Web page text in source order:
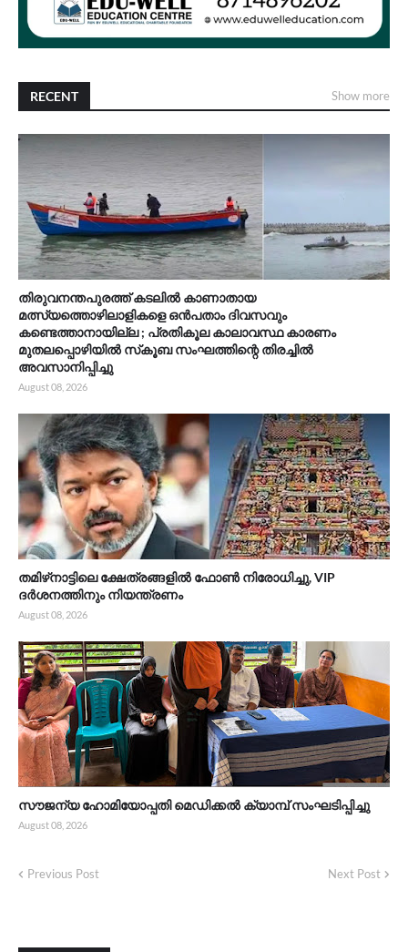
RECENT Show more
തിരുവനന്തപുരത്ത് കടലിൽ കാണാതായ
മത്സ്യത്തൊഴിലാളികളെ ഒൻപതാം ദിവസവും
കണ്ടെത്താനായില്ല ; പ്രതികൂല കാലാവസ്ഥ കാരണം
മുതലപ്പൊഴിയിൽ സ്‌കൂബ സംഘത്തിന്റെ തിരച്ചിൽ
അവസാനിപ്പിച്ചു
August 08, 2026
തമിഴ്‌നാട്ടിലെ ക്ഷേത്രങ്ങളിൽ ഫോൺ നിരോധിച്ചു, VIP
ദർശനത്തിനും നിയന്ത്രണം
August 08, 2026
സൗജന്യ ഹോമിയോപ്പതി മെഡിക്കൽ ക്യാമ്പ് സംഘടിപ്പിച്ചു
August 08, 2026
Previous Post Next Post